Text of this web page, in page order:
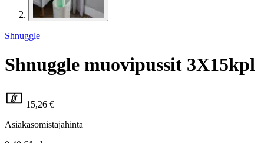
Shnuggle
Shnuggle muovipussit 3X15kpl
15,26 €
Asiakasomistajahinta